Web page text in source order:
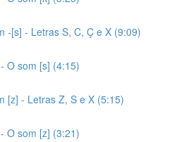
-[s] - Letras S, C, Ç e X (9:09)
O som [s] (4:15)
[z] - Letras Z, S e X (5:15)
O som [z] (3:21)